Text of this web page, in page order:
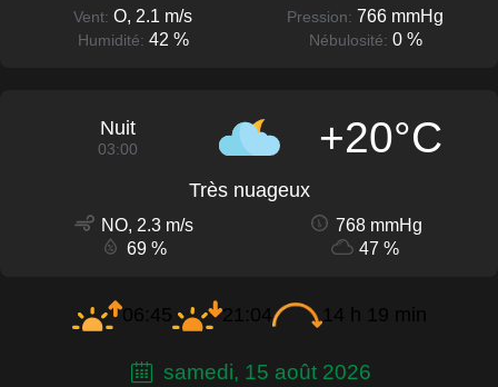
Vent: O, 2.1 m/s Pression: 766 mmHg
Humidité: 42 % Nébulosité: 0 %
Nuit
03:00 +20°C
Très nuageux
NO, 2.3 m/s
768 mmHg
69 %
47 %
06:45 21:04 14 h 19 min
samedi, 15 août 2026